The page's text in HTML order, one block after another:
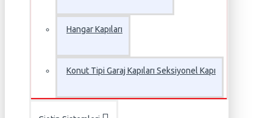
Hangar Kapıları
Konut Tipi Garaj Kapıları Seksiyonel Kapı